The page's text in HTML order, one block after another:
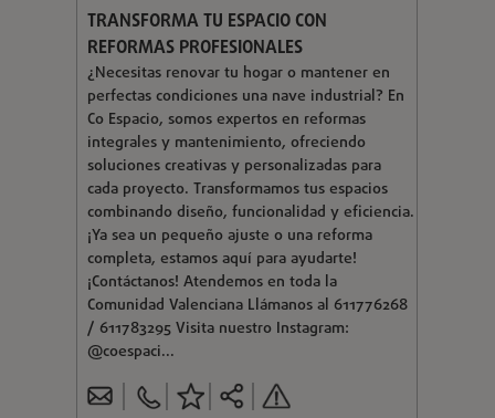
TRANSFORMA TU ESPACIO CON
REFORMAS PROFESIONALES
¿Necesitas renovar tu hogar o mantener en
perfectas condiciones una nave industrial? En
Co Espacio, somos expertos en reformas
integrales y mantenimiento, ofreciendo
soluciones creativas y personalizadas para
cada proyecto. Transformamos tus espacios
combinando diseño, funcionalidad y eficiencia.
¡Ya sea un pequeño ajuste o una reforma
completa, estamos aquí para ayudarte!
¡Contáctanos! Atendemos en toda la
Comunidad Valenciana Llámanos al 611776268
/ 611783295 Visita nuestro Instagram:
@coespaci...